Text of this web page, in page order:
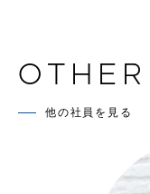
他の社員を見る